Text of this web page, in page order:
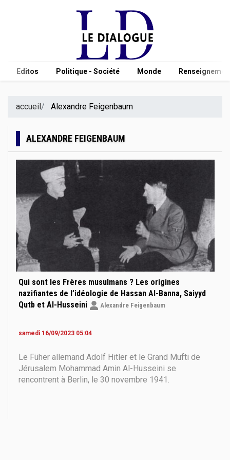
Editos Politique - Société Monde
accueil Alexandre Feigenbaum
ALEXANDRE FEIGENBAUM
Qui sont les Frères musulmans ? Les origines
nazifiantes de l’idéologie de Hassan Al-Banna, Saiyyd
Qutb et Al-Husseini
Alexandre Feigenbaum
samedi 16/09/2023 05:04
Le Füher allemand Adolf Hitler et le Grand Mufti de
Jérusalem Mohammad Amin Al-Husseini se
rencontrent à Berlin, le 30 novembre 1941.